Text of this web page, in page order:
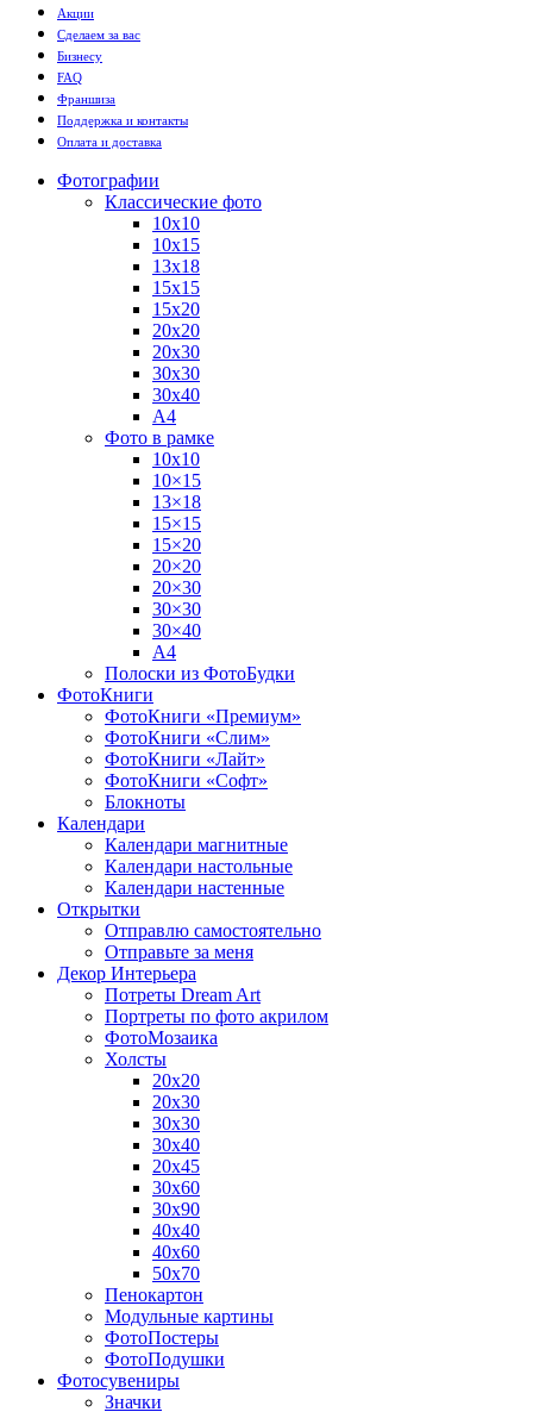
Акции
Сделаем за вас
Бизнесу
FAQ
Франшиза
Поддержка и контакты
Оплата и доставка
Фотографии
Классические фото
10х10
10х15
13х18
15х15
15х20
20х20
20х30
30х30
30х40
А4
Фото в рамке
10х10
10×15
13×18
15×15
15×20
20×20
20×30
30×30
30×40
A4
Полоски из ФотоБудки
ФотоКниги
ФотоКниги «Премиум»
ФотоКниги «Слим»
ФотоКниги «Лайт»
ФотоКниги «Софт»
Блокноты
Календари
Календари магнитные
Календари настольные
Календари настенные
Открытки
Отправлю самостоятельно
Отправьте за меня
Декор Интерьера
Потреты Dream Art
Портреты по фото акрилом
ФотоМозаика
Холсты
20х20
20х30
30х30
30х40
20х45
30х60
30х90
40х40
40х60
50х70
Пенокартон
Модульные картины
ФотоПостеры
ФотоПодушки
Фотоcувениры
Значки